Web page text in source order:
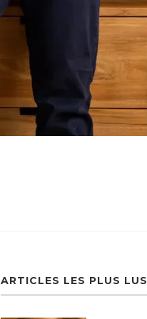
ARTICLES LES PLUS LUS